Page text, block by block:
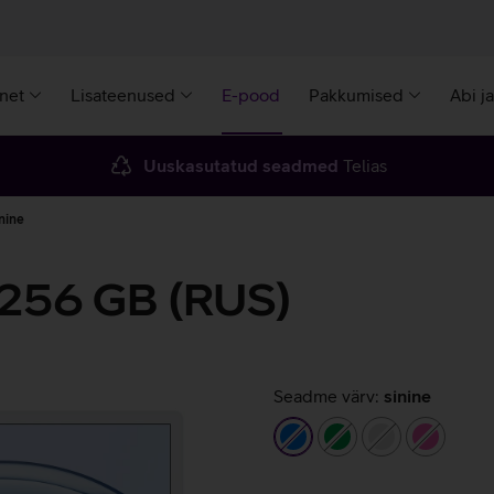
Lisateenused E-pood Pakkumised Abi
Uuskasutatud seadmed Telias
GB (RUS)
Seadme värv: sinine
sininerohelinehõbedane
roosa